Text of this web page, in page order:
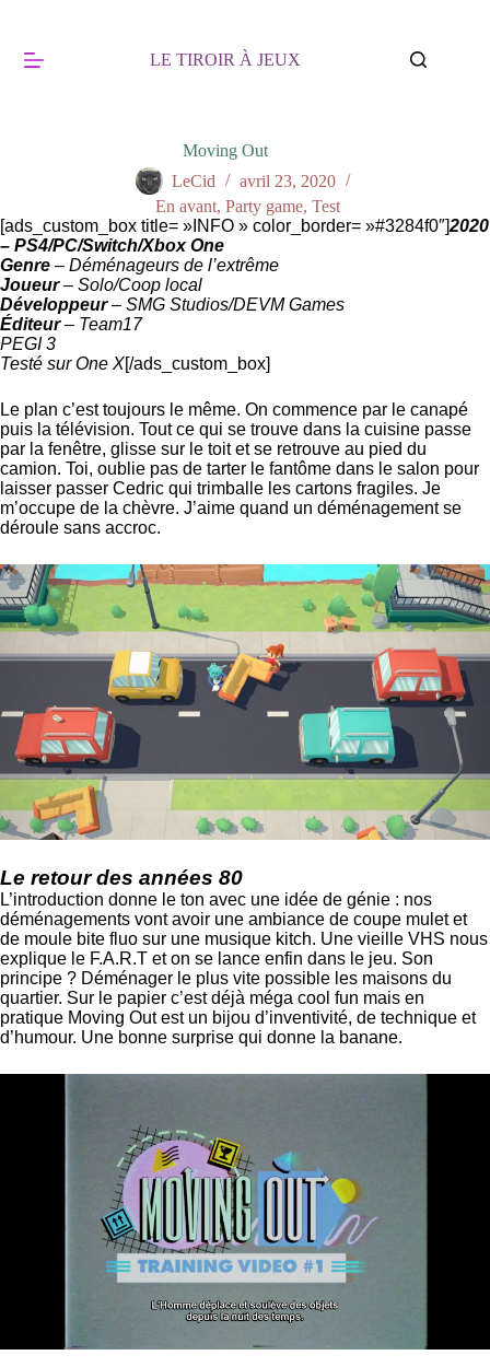
LE TIROIR À JEUX
Moving Out
LeCid
avril 23, 2020
En avant, Party game, Test
[ads_custom_box title= »INFO » color_border= »#3284f0″]2020
– PS4/PC/Switch/Xbox One
Genre – Déménageurs de l’extrême
Joueur– Solo/Coop local
Développeur– SMG Studios/DEVM Games
Éditeur– Team17
PEGI 3
Testé sur One X[/ads_custom_box]
Le plan c’est toujours le même. On commence par le canapé
puis la télévision. Tout ce qui se trouve dans la cuisine passe
par la fenêtre, glisse sur le toit et se retrouve au pied du
camion. Toi, oublie pas de tarter le fantôme dans le salon pour
laisser passer Cedric qui trimballe les cartons fragiles. Je
m’occupe de la chèvre. J’aime quand un déménagement se
déroule sans accroc.
Le retour des années 80
L’introduction donne le ton avec une idée de génie : nos
déménagements vont avoir une ambiance de coupe mulet et
de moule bite fluo sur une musique kitch. Une vieille VHS nous
explique le F.A.R.T et on se lance enfin dans le jeu. Son
principe ? Déménager le plus vite possible les maisons du
quartier. Sur le papier c’est déjà méga cool fun mais en
pratique Moving Out est un bijou d’inventivité, de technique et
d’humour. Une bonne surprise qui donne la banane.